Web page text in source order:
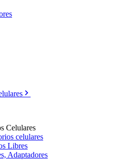
Celulares
celulares
Libres
Adaptadores